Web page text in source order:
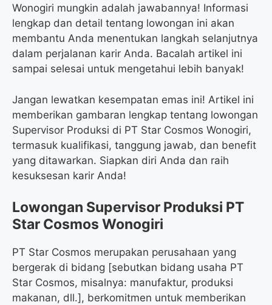
Wonogiri mungkin adalah jawabannya! Informasi
lengkap dan detail tentang lowongan ini akan
membantu Anda menentukan langkah selanjutnya
dalam perjalanan karir Anda. Bacalah artikel ini
sampai selesai untuk mengetahui lebih banyak!
Jangan lewatkan kesempatan emas ini! Artikel ini
memberikan gambaran lengkap tentang lowongan
Supervisor Produksi di PT Star Cosmos Wonogiri,
termasuk kualifikasi, tanggung jawab, dan benefit
yang ditawarkan. Siapkan diri Anda dan raih
kesuksesan karir Anda!
Lowongan Supervisor Produksi PT
Star Cosmos Wonogiri
PT Star Cosmos merupakan perusahaan yang
bergerak di bidang [sebutkan bidang usaha PT
Star Cosmos, misalnya: manufaktur, produksi
makanan, dll.], berkomitmen untuk memberikan